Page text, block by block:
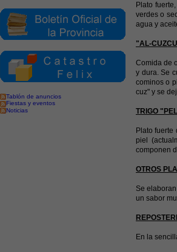
Tablón de anuncios
Fiestas y eventos
Noticias
Plato
verdes o
agua y
"AL-
Comida de
y dura. Se
cominos o
cuz" y se
TRIGO
Plato
piel
componen
OTROS
Se
un sabor
En la